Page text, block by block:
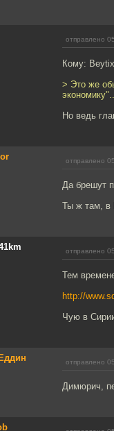
отправлено
Кому:
> Это же
Но ведь
отправлено
Да брешут
Ты ж там, в
отправлено
Тем
http://
Чую в
отправлено
Димюрич,